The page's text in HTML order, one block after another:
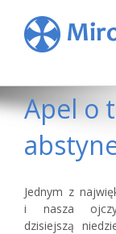
Apel o
Jednym z
i nasza
dzisiejszą